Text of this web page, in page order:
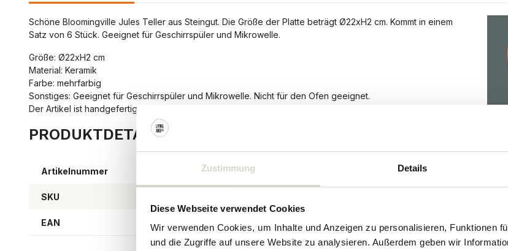
Zustimmung Details
Diese Webseite verwendet Cookies
Wir verwenden Cookies, um Inhalte und Anzeigen zu personalisieren, Funktionen
und die Zugriffe auf unsere Website zu analysieren. Außerdem geben wir
Schöne Bloomingville Jules Teller aus Steingut. Die Größe der Platte beträgt Ø22xH2 cm. Kommt in einem
Satz von 6 Stück. Geeignet für Geschirrspüler und Mikrowelle.
Größe: Ø22xH2 cm
Material: Keramik
Farbe: mehrfarbig
Sonstiges: Geeignet für Geschirrspüler und Mikrowelle. Nicht für den Ofen geeignet.
Der Artikel ist handgefertigt und aufgrund der Art der Glasur können Farbabweichungen auftreten.
PRODUKTDETAILS
Artikelnummer 82046907
SKU
EAN 5711173245123